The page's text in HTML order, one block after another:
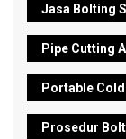
Jasa Bolting
Pipe Cutting
Portable
Prosedur